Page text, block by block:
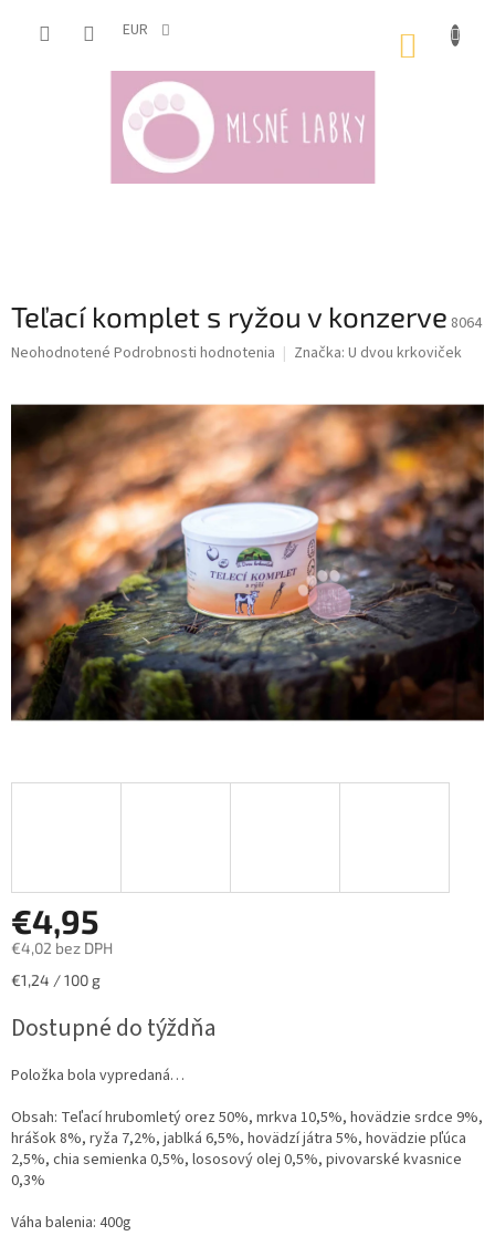
EUR
Teľací komplet s ryžou v konzerve 8064
Priemerné
je
z
hviezdičiek.
Neohodnotené Podrobnosti hodnotenia Značka: U dvou krkoviček
€4,95
€4,02 bez DPH
Jednotková
€1,24 / 100 g
Dostupné do týždňa
Položka bola vypredaná…
Obsah: Teľací hrubomletý orez 50%, mrkva 10,5%, hovädzie srdce 9%,
hrášok 8%, ryža 7,2%, jablká 6,5%, hovädzí játra 5%, hovädzie pľúca
2,5%, chia semienka 0,5%, lososový olej 0,5%, pivovarské kvasnice
0,3%
Váha balenia: 400g